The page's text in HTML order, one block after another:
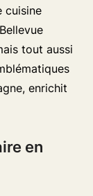
cuisine
tout aussi
enrichit
en